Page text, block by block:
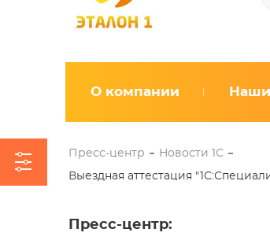
О компании Наши
Пресс-центр Новости 1С
Выездная аттестация
Пресс-центр: